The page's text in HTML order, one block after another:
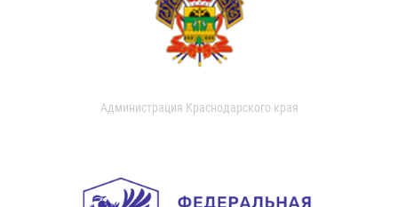
Администрация Краснодарского края